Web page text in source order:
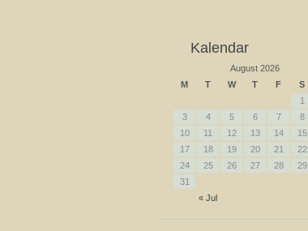
Kalendar
August 2026
M
T W T F S
« Jul
1
3
4 5 6 7 8
10
11 12 13 14 15
17
18 19 20 21 22
24
25 26 27 28 29
31